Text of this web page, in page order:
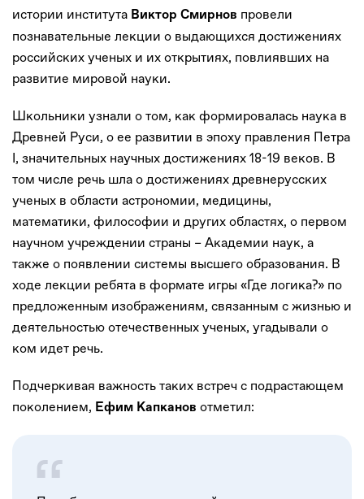
истории института Виктор Смирнов провели
познавательные лекции о выдающихся достижениях
российских ученых и их открытиях, повлиявших на
развитие мировой науки.
Школьники узнали о том, как формировалась наука в
Древней Руси, о ее развитии в эпоху правления Петра
I, значительных научных достижениях 18-19 веков. В
том числе речь шла о достижениях древнерусских
ученых в области астрономии, медицины,
математики, философии и других областях, о первом
научном учреждении страны – Академии наук, а
также о появлении системы высшего образования. В
ходе лекции ребята в формате игры «Где логика?» по
предложенным изображениям, связанным с жизнью и
деятельностью отечественных ученых, угадывали о
ком идет речь.
Подчеркивая важность таких встреч с подрастающем
поколением, Ефим Капканов отметил: